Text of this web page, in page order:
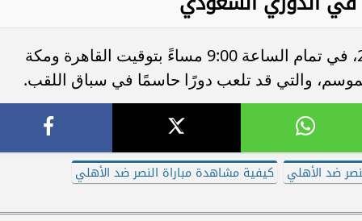
تُقام المواجهة يوم الأربعاء 29 أبريل 2026، في تمام الساعة 9:00 مساءً بتوقيت القاهرة ومكة
والتي قد تلعب دورًا حاسمًا في سباق اللقب.
ضد الأهلي كيفية مشاهدة مباراة النصر ضد الأهلي